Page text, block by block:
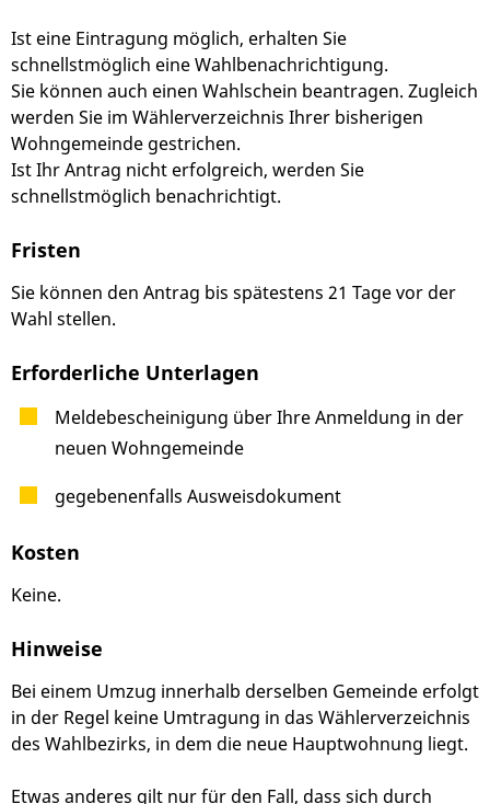
Ist eine Eintragung möglich, erhalten Sie
schnellstmöglich eine Wahlbenachrichtigung.
Sie können auch einen Wahlschein beantragen. Zugleich
werden Sie im Wählerverzeichnis Ihrer bisherigen
Wohngemeinde gestrichen.
Ist Ihr Antrag nicht erfolgreich, werden Sie
schnellstmöglich benachrichtigt.
Fristen
Sie können den Antrag bis spätestens 21 Tage vor der
Wahl stellen.
Erforderliche Unterlagen
Meldebescheinigung über Ihre Anmeldung in der
neuen Wohngemeinde
gegebenenfalls Ausweisdokument
Kosten
Keine.
Hinweise
Bei einem Umzug innerhalb derselben Gemeinde erfolgt
in der Regel keine Umtragung in das Wählerverzeichnis
des Wahlbezirks, in dem die neue Hauptwohnung liegt.
Etwas anderes gilt nur für den Fall, dass sich durch